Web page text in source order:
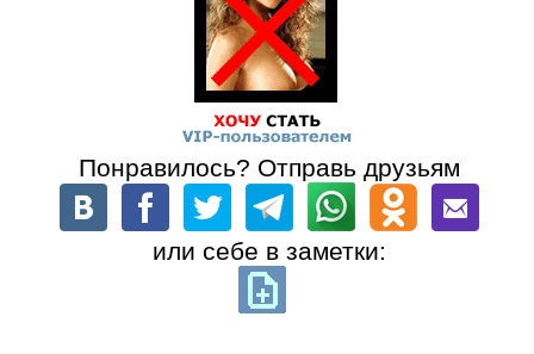
Понравилось? Отправь друзьям
или себе в заметки: